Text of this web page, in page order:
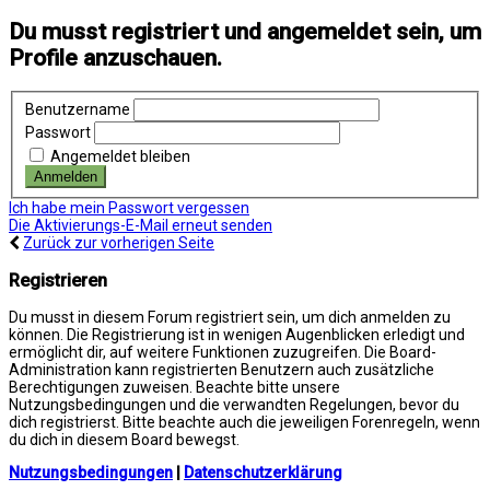
Du musst registriert und angemeldet sein, um
Profile anzuschauen.
Benutzername
Passwort
Angemeldet bleiben
Ich habe mein Passwort vergessen
Die Aktivierungs-E-Mail erneut senden
Zurück zur vorherigen Seite
Registrieren
Du musst in diesem Forum registriert sein, um dich anmelden zu
können. Die Registrierung ist in wenigen Augenblicken erledigt und
ermöglicht dir, auf weitere Funktionen zuzugreifen. Die Board-
Administration kann registrierten Benutzern auch zusätzliche
Berechtigungen zuweisen. Beachte bitte unsere
Nutzungsbedingungen und die verwandten Regelungen, bevor du
dich registrierst. Bitte beachte auch die jeweiligen Forenregeln, wenn
du dich in diesem Board bewegst.
Nutzungsbedingungen
Datenschutzerklärung